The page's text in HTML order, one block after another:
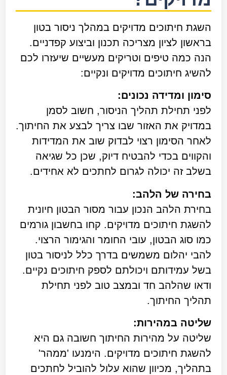
השגת חיתוכים מדויקים במהלך ניסור בטון
בראשון לציון מצריכה תכנון וביצוע קפדניים.
הנה כמה טיפים וטריקים מעשיים שיעזרו לכם
להשיג חיתוכים מדויקים ונקיים:
סימון ומדידה נכונים:
לפני תחילת תהליך הניסור, חשוב לסמן
במדויק את האזור שבו צריך לבצע את החיתוך.
לאחר הסימון רצוי לבדוק שוב את המדידות
והקווים בכדי להבטיח דיוק, שכן כל שגיאה
בשלב זה יכולה לגרום לחתכים לא אחידים.
בחירה של הלהב:
בחירת הלהב הנכון עבור מסור הבטון חיונית
להשגת חיתוכים מדויקים. קחו בחשבון גורמים
כמו סוג הבטון, עובי החומר והגימור הרצוי.
להבי יהלום משמשים בדרך כלל לניסור בטון
בשל עמידותם ויכולתם לספק חיתוכים נקיים.
ודאו שהלהב חד ובמצב טוב לפני תחילת
תהליך החיתוך.
שליטה במהירות:
שליטה על מהירות החיתוך חשובה גם היא
להשגת חיתוכים מדויקים. הימנעו 'ממהר'
בתהליך, מכיוון שהוא עלול להוביל לחתכים